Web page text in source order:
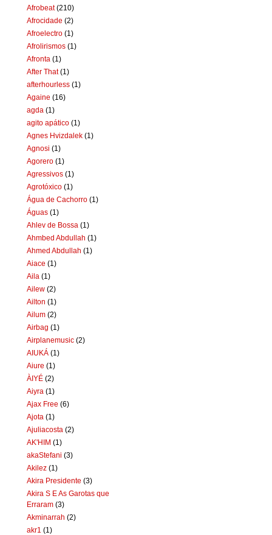
Afrobeat (210)
Afrocidade (2)
Afroelectro (1)
Afrolirismos (1)
Afronta (1)
After That (1)
afterhourless (1)
Againe (16)
agda (1)
agito apático (1)
Agnes Hvizdalek (1)
Agnosi (1)
Agorero (1)
Agressivos (1)
Agrotóxico (1)
Água de Cachorro (1)
Águas (1)
Ahlev de Bossa (1)
Ahmbed Abdullah (1)
Ahmed Abdullah (1)
Aiace (1)
Aila (1)
Ailew (2)
Ailton (1)
Ailum (2)
Airbag (1)
Airplanemusic (2)
AIUKÁ (1)
Aiure (1)
ÀIYÉ (2)
Aiyra (1)
Ajax Free (6)
Ajota (1)
Ajuliacosta (2)
AK'HIM (1)
akaStefani (3)
Akilez (1)
Akira Presidente (3)
Akira S E As Garotas que
Erraram (3)
Akminarrah (2)
akr1 (1)